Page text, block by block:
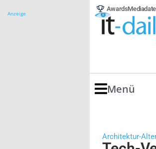
Anzeige
Awards
Menü
Architektur-